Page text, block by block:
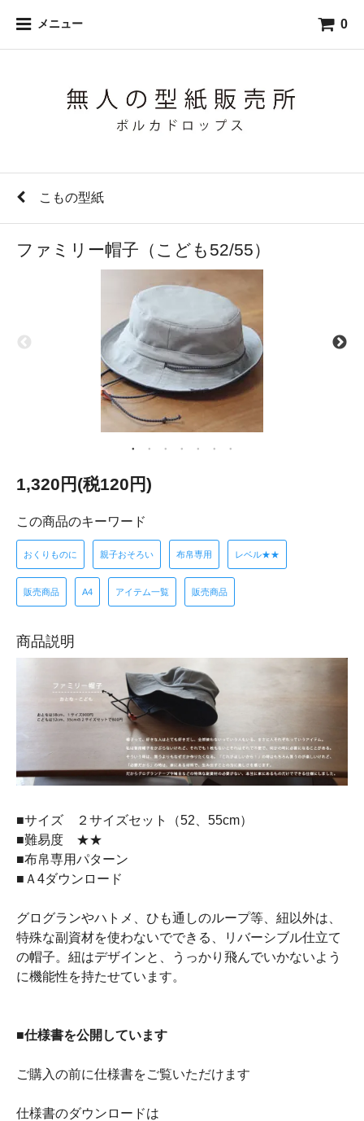
メニュー 0
こもの型紙
ファミリー帽子（こども52/55）
1,320円(税120円)
この商品のキーワード
おくりものに 親子おそろい 布帛専用 レベル★★
販売商品 A4 アイテム一覧 販売商品
商品説明
■サイズ ２サイズセット（52、55cm）
■難易度 ★★
■布帛専用パターン
■Ａ4ダウンロード
グログランやハトメ、ひも通しのループ等、紐以外は、
特殊な副資材を使わないでできる、リバーシブル仕立て
の帽子。紐はデザインと、うっかり飛んでいかないよう
に機能性を持たせています。
■仕様書を公開しています
ご購入の前に仕様書をご覧いただけます
仕様書のダウンロードは